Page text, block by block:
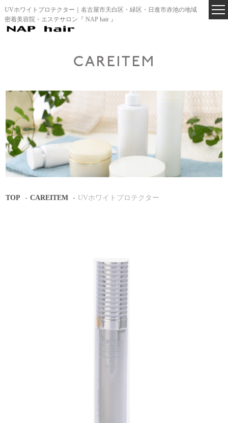
UVホワイトプロテクター｜名古屋市天白区・緑区・日進市赤池の地域
密着美容院・エステサロン『 NAP hair 』
CAREITEM
TOP CAREITEM UVホワイトプロテクター